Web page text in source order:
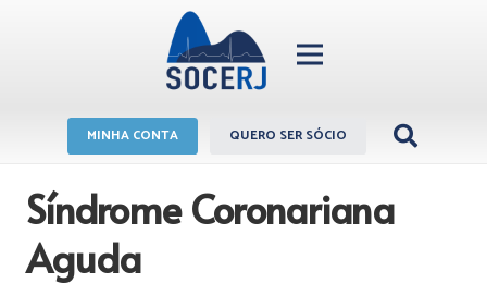
MINHA CONTA QUERO SER SÓCIO
Síndrome Coronariana
Aguda